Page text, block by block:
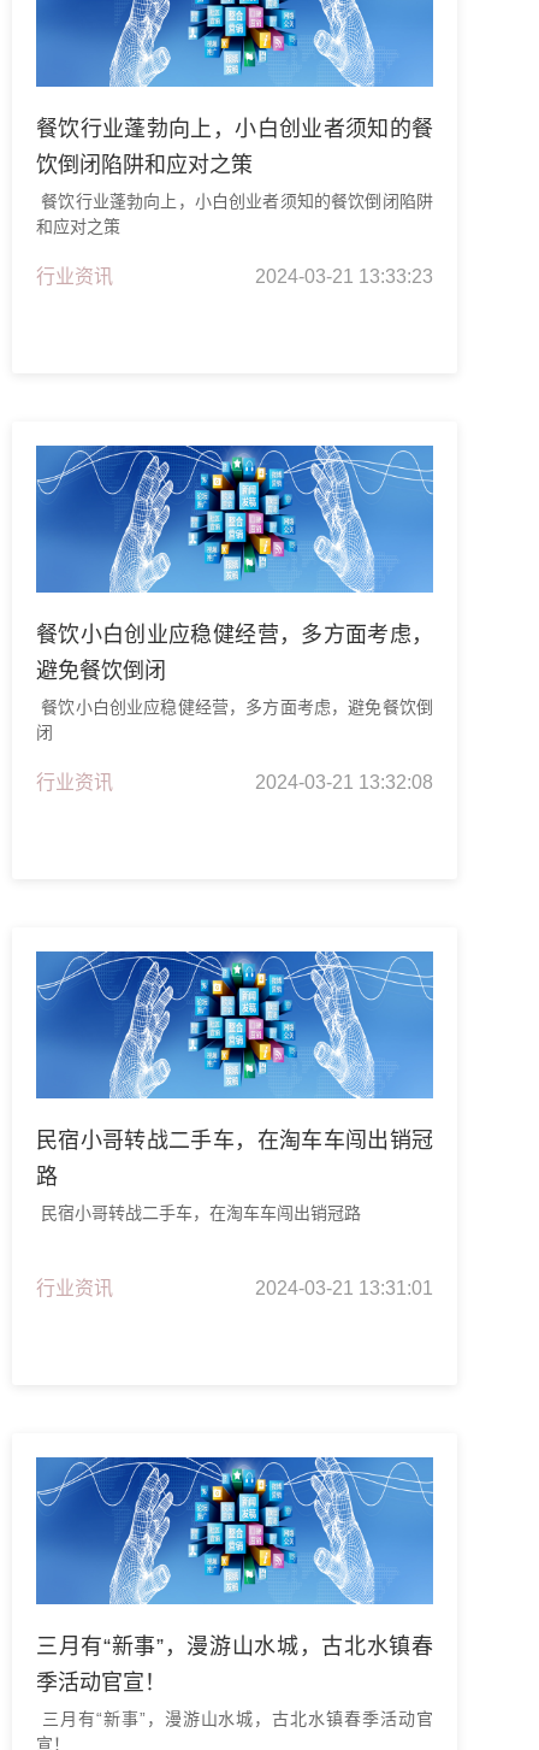
餐饮行业蓬勃向上，小白创业者须知的餐
饮倒闭陷阱和应对之策
餐饮行业蓬勃向上，小白创业者须知的餐饮倒闭陷阱
和应对之策
行业资讯 2024-03-21 13:33:23
餐饮小白创业应稳健经营，多方面考虑，
避免餐饮倒闭
餐饮小白创业应稳健经营，多方面考虑，避免餐饮倒
闭
行业资讯 2024-03-21 13:32:08
民宿小哥转战二手车，在淘车车闯出销冠
路
民宿小哥转战二手车，在淘车车闯出销冠路
行业资讯 2024-03-21 13:31:01
三月有“新事”，漫游山水城，古北水镇春
季活动官宣！
三月有“新事”，漫游山水城，古北水镇春季活动官
宣！